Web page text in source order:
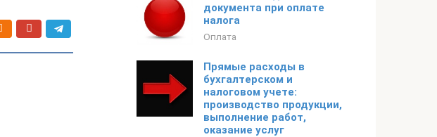
документа при оплате
налога
Оплата
Прямые расходы в
бухгалтерском и
налоговом учете:
производство продукции,
выполнение работ,
оказание услуг